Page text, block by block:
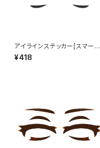
アイラインステッカー[スマート]
Eye line sticker SMART
¥418